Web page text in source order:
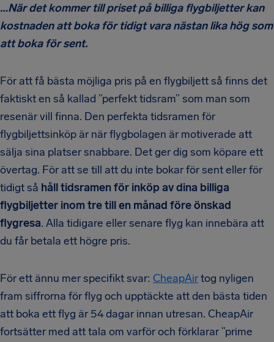
…När det kommer till priset på billiga flygbiljetter kan
kostnaden att boka för tidigt vara nästan lika hög som
att boka för sent.
För att få bästa möjliga pris på en flygbiljett så finns det
faktiskt en så kallad ”perfekt tidsram” som man som
resenär vill finna. Den perfekta tidsramen för
flygbiljettsinköp är när flygbolagen är motiverade att
sälja sina platser snabbare. Det ger dig som köpare ett
övertag. För att se till att du inte bokar för sent eller för
tidigt så håll tidsramen för inköp av dina billiga
flygbiljetter inom tre till en månad före önskad
flygresa. Alla tidigare eller senare flyg kan innebära att
du får betala ett högre pris.
För ett ännu mer specifikt svar: CheapAirtog nyligen
fram siffrorna för flyg och upptäckte att den bästa tiden
att boka ett flyg är 54 dagar innan utresan. CheapAir
fortsätter med att tala om varför och förklarar ”prime